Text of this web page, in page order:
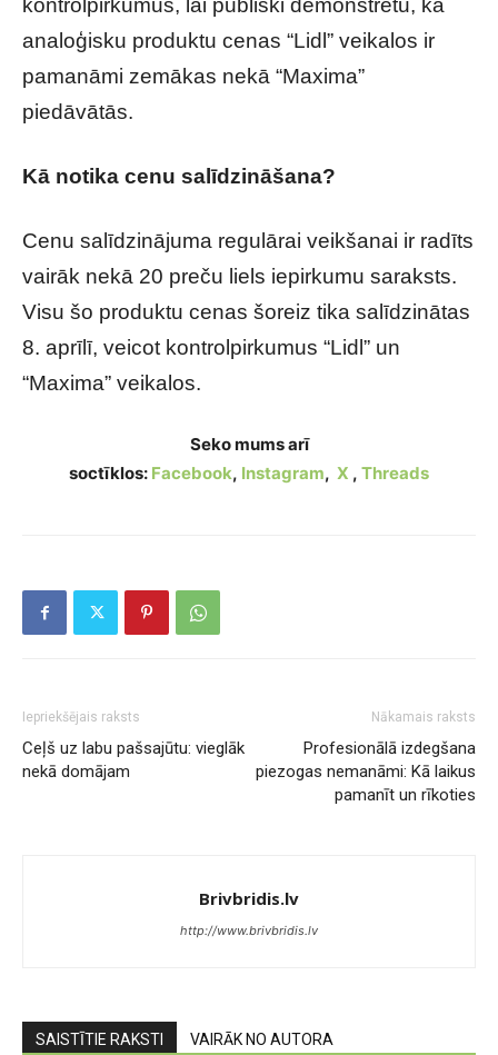
kontrolpirkumus, lai publiski demonstrētu, ka
analoģisku produktu cenas “Lidl” veikalos ir
pamanāmi zemākas nekā “Maxima”
piedāvātās.
Kā notika cenu salīdzināšana?
Cenu salīdzinājuma regulārai veikšanai ir radīts
vairāk nekā 20 preču liels iepirkumu saraksts.
Visu šo produktu cenas šoreiz tika salīdzinātas
8. aprīlī, veicot kontrolpirkumus “Lidl” un
“Maxima” veikalos.
Seko mums arī
soctīklos: Facebook, Instagram, X , Threads
Iepriekšējais raksts
Ceļš uz labu pašsajūtu: vieglāk
nekā domājam
Nākamais raksts
Profesionālā izdegšana
piezogas nemanāmi: Kā laikus
pamanīt un rīkoties
Brivbridis.lv
http://www.brivbridis.lv
SAISTĪTIE RAKSTI VAIRĀK NO AUTORA